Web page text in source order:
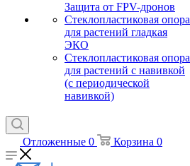
Защита от FPV-дронов
Стеклопластиковая опора
для растений гладкая
ЭКО
Стеклопластиковая опора
для растений с навивкой
(с периодической
навивкой)
Отложенные 0 Корзина 0